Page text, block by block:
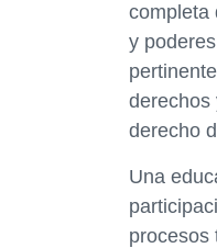
completa
y
derechos
derecho
Una
procesos